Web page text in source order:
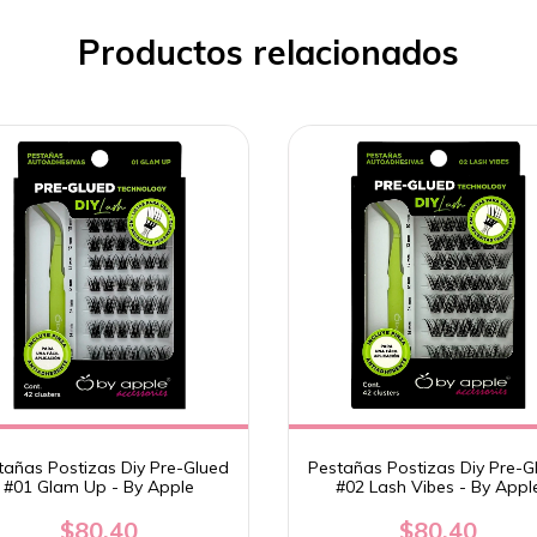
Productos relacionados
Postizas Diy Pre-Glued
#01 Glam Up - By Apple
$80.40
Pestañas Postizas Diy Pre-
#02 Lash Vibes - By
$80.40